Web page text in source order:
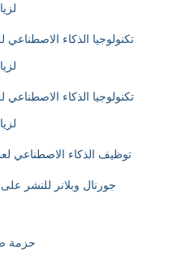
تكنولوجيا الذكاء
تكنولوجيا الذكاء
توظيف الذكاء الاصطناعي
جورنال وبلانر للنشر
حزمة